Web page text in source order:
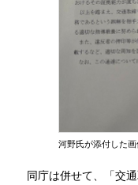
河野氏が添付した
同庁は併せて、「交通